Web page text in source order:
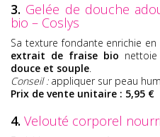
3. Gelée de douche
bio – Coslys
Sa texture fondante enrichie en
extrait de fraise bio
douce et souple.
Conseil :appliquer sur peau
Prix de vente unitaire : 5,95 €
4. Velouté corporel